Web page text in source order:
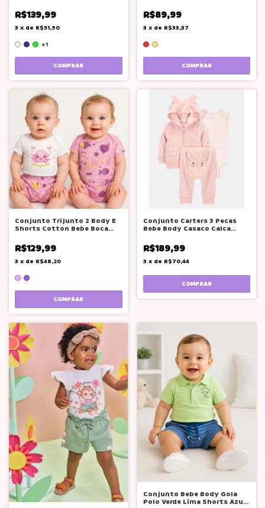
R$139,99
3 x de R$51,90
+1
COMPRAR
R$89,99
3 x de R$33,37
COMPRAR
Conjunto Trijunto 2 Body E
Shorts Cotton Bebe Boca
R$129,99
3 x de R$48,20
COMPRAR
Conjunto Carters 3 Pecas
Bebe Body Casaco Calca
R$189,99
3 x de R$70,44
COMPRAR
Conjunto Bebe Body Gola
Polo Verde Lima Shorts Azul